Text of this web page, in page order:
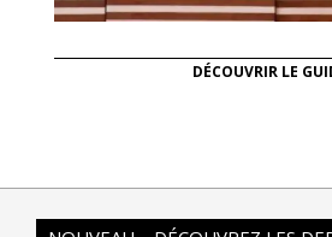
DÉCOUVRIR LE